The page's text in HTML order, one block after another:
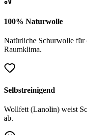
100% Naturwolle
Natürliche Schurwolle für
Raumklima.
Selbstreinigend
Wollfett (Lanolin) weist
ab.